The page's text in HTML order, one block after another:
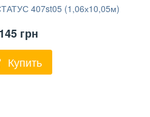
407st05 (1,06х10,05м)
грн
Купить